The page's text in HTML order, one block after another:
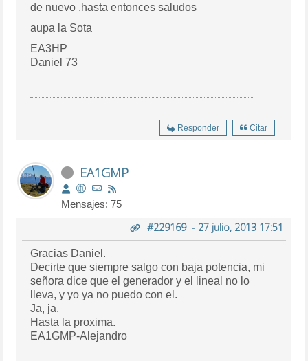
de nuevo ,hasta entonces saludos
aupa la Sota
EA3HP
Daniel 73
Responder Citar
EA1GMP
Mensajes: 75
#229169- 27 julio, 2013 17:51
Gracias Daniel.
Decirte que siempre salgo con baja potencia, mi
señora dice que el generador y el lineal no lo
lleva, y yo ya no puedo con el.
Ja, ja.
Hasta la proxima.
EA1GMP-Alejandro